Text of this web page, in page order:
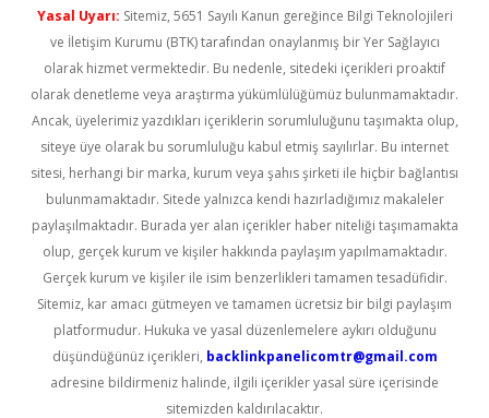
Yasal Uyarı: Sitemiz, 5651 Sayılı Kanun gereğince Bilgi Teknolojileri
ve İletişim Kurumu (BTK) tarafından onaylanmış bir Yer Sağlayıcı
olarak hizmet vermektedir. Bu nedenle, sitedeki içerikleri proaktif
olarak denetleme veya araştırma yükümlülüğümüz bulunmamaktadır.
Ancak, üyelerimiz yazdıkları içeriklerin sorumluluğunu taşımakta olup,
siteye üye olarak bu sorumluluğu kabul etmiş sayılırlar. Bu internet
sitesi, herhangi bir marka, kurum veya şahıs şirketi ile hiçbir bağlantısı
bulunmamaktadır. Sitede yalnızca kendi hazırladığımız makaleler
paylaşılmaktadır. Burada yer alan içerikler haber niteliği taşımamakta
olup, gerçek kurum ve kişiler hakkında paylaşım yapılmamaktadır.
Gerçek kurum ve kişiler ile isim benzerlikleri tamamen tesadüfidir.
Sitemiz, kar amacı gütmeyen ve tamamen ücretsiz bir bilgi paylaşım
platformudur. Hukuka ve yasal düzenlemelere aykırı olduğunu
düşündüğünüz içerikleri, backlinkpanelicomtr@gmail.com
adresine bildirmeniz halinde, ilgili içerikler yasal süre içerisinde
sitemizden kaldırılacaktır.